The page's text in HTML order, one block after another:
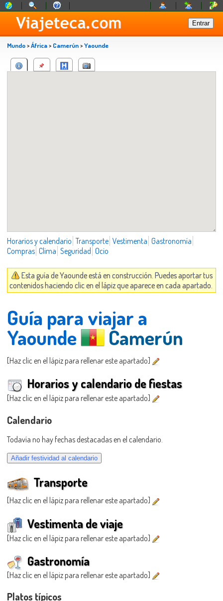
Mundo>África> Camerún>Yaounde
Horarios y calendario Transporte Vestimenta Gastronomía
Compras Clima Seguridad Ocio
Esta guía de Yaounde está en construcción. Puedes aportar tus
contenidos haciendo clic en el lápiz que aparece en cada apartado.
Guía para viajar a
Yaounde
Camerún
[Haz clic en el lápiz para rellenar este apartado]
Horarios y calendario de fiestas
[Haz clic en el lápiz para rellenar este apartado]
Calendario
Todavía no hay fechas destacadas en el calendario.
Transporte
[Haz clic en el lápiz para rellenar este apartado]
Vestimenta de viaje
[Haz clic en el lápiz para rellenar este apartado]
Gastronomía
[Haz clic en el lápiz para rellenar este apartado]
Platos típicos